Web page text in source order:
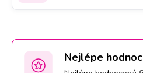
Nejlépe